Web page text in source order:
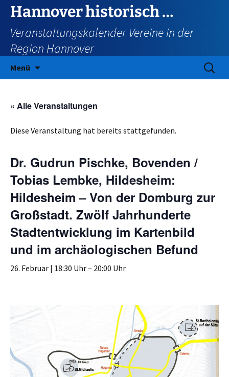
Zum
Inhalt
springen
Hannover historisch …
Veranstaltungskalender Vereine in der
Region Hannover
Menü
Suchen
nach:
« Alle Veranstaltungen
Diese Veranstaltung hat bereits stattgefunden.
Dr. Gudrun Pischke, Bovenden /
Tobias Lembke, Hildesheim:
Hildesheim – Von der Domburg zur
Großstadt. Zwölf Jahrhunderte
Stadtentwicklung im Kartenbild
und im archäologischen Befund
26. Februar | 18:30 Uhr– 20:00 Uhr